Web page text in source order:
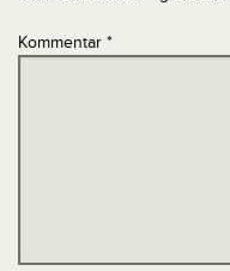
Kommentar *